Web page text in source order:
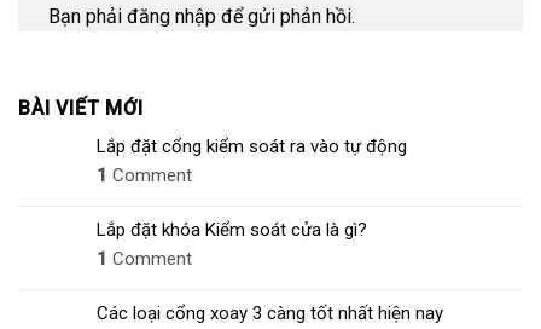
Bạn phải đăng nhập để gửi phản hồi.
BÀI VIẾT MỚI
Lắp đặt cổng kiểm soát ra vào tự động
1 Comment
Lắp đặt khóa Kiểm soát cửa là gì?
1 Comment
Các loại cổng xoay 3 càng tốt nhất hiện nay